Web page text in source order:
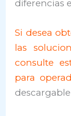
diferencias
Si desea
las
consulte
para